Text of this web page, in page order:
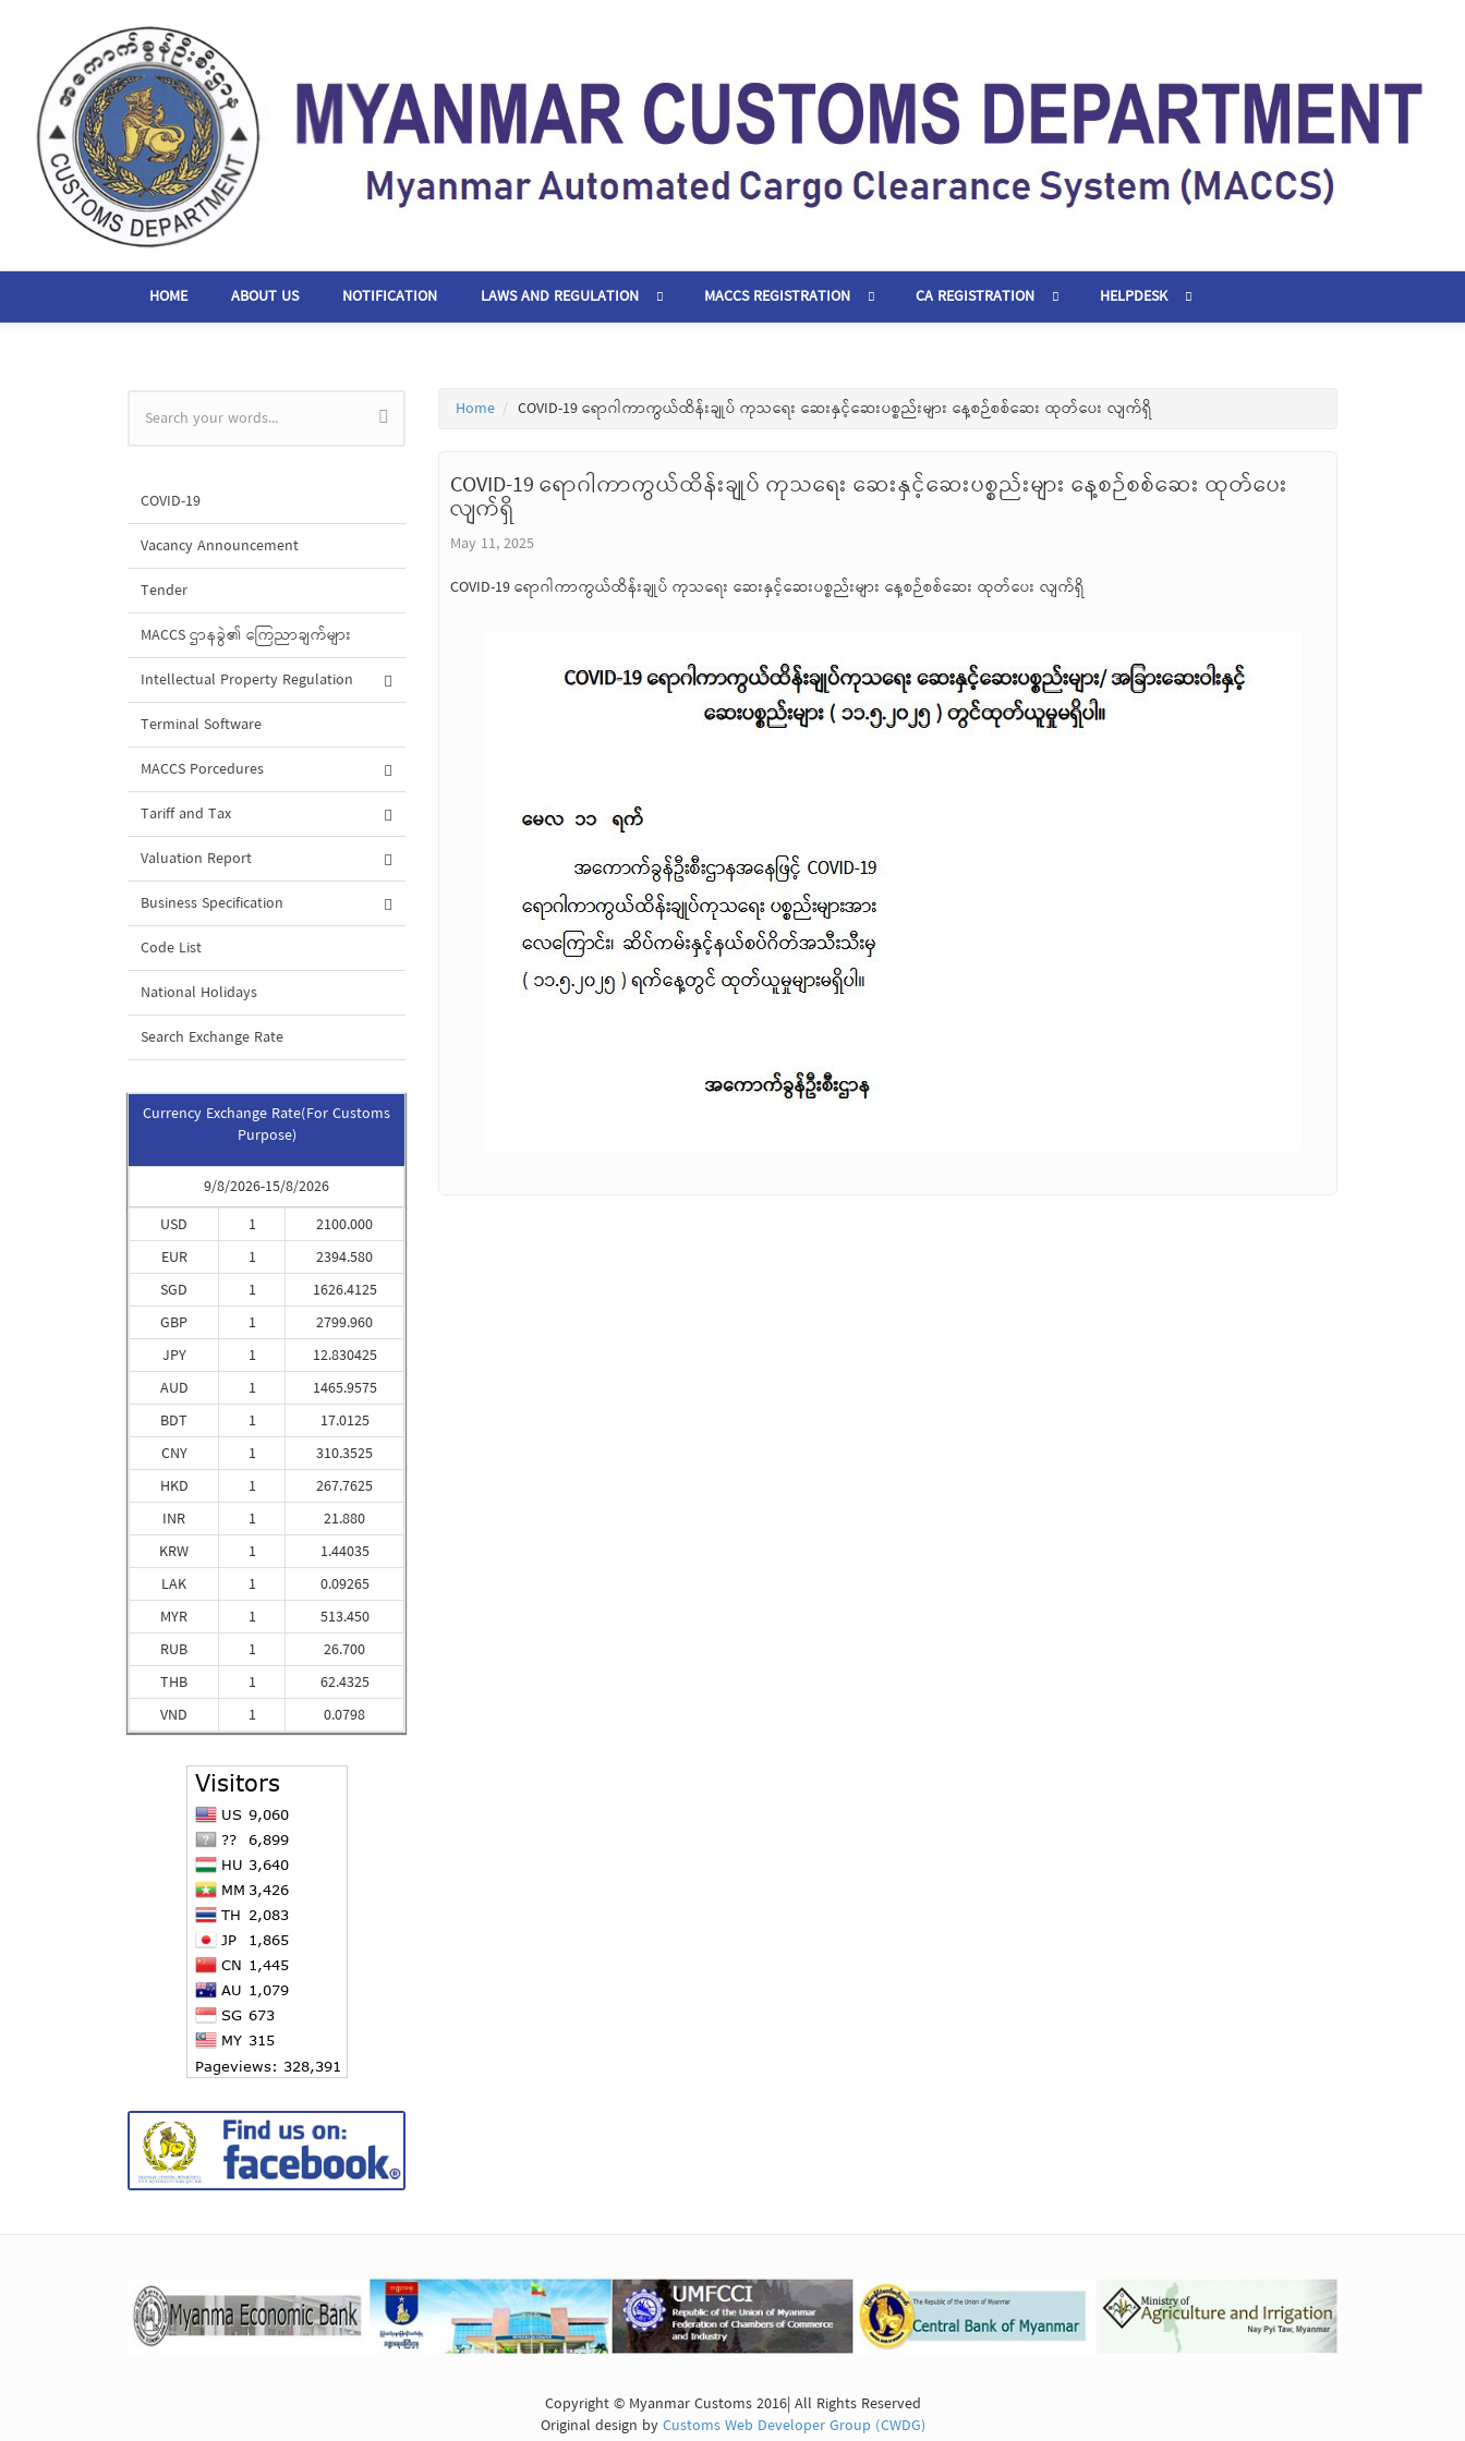
HOME ABOUT US NOTIFICATION LAWS AND REGULATION MACCS REGISTRATION CA REGISTRATION HELPDESK
Search form
COVID-19
Vacancy Announcement
Tender
MACCS ဌာနခွဲ၏ ကြေညာချက်များ
Intellectual Property Regulation
Terminal Software
MACCS Porcedures
Tariff and Tax
Valuation Report
Business Specification
Code List
National Holidays
Search Exchange Rate
Currency Exchange Rate(For Customs
Purpose)
9/8/2026-15/8/2026
USD
EUR
SGD
GBP
JPY
AUD
BDT
CNY
HKD
INR
KRW
LAK
MYR
RUB
THB
VND
1
1
1
1
1
1
1
1
1
1
1
1
1
1
1
1
2100.000
2394.580
1626.4125
2799.960
12.830425
1465.9575
17.0125
310.3525
267.7625
21.880
1.44035
0.09265
513.450
26.700
62.4325
0.0798
Home COVID-19 ရောဂါကာကွယ်ထိန်းချုပ် ကုသရေး ဆေးနှင့်ဆေးပစ္စည်းများ နေ့စဉ်စစ်ဆေး ထုတ်ပေး လျက်ရှိ
COVID-19 ရောဂါကာကွယ်ထိန်းချုပ် ကုသရေး ဆေးနှင့်ဆေးပစ္စည်းများ နေ့စဉ်စစ်ဆေး ထုတ်ပေး
လျက်ရှိ
May 11, 2025
COVID-19 ရောဂါကာကွယ်ထိန်းချုပ် ကုသရေး ဆေးနှင့်ဆေးပစ္စည်းများ နေ့စဉ်စစ်ဆေး ထုတ်ပေး လျက်ရှိ
Copyright © Myanmar Customs 2016| All Rights Reserved
Original design byCustoms Web Developer Group (CWDG)